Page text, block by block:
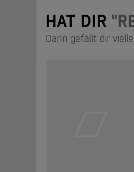
HAT DIR
Dann gefällt dir